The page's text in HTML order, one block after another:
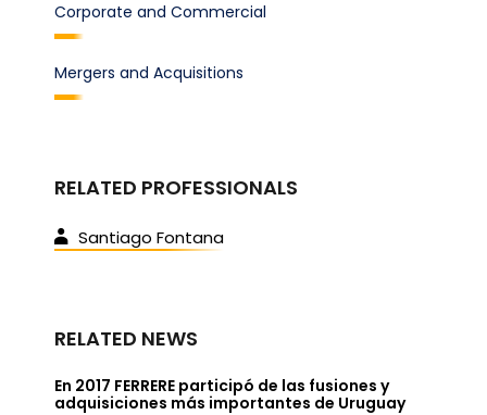
Corporate and Commercial
Mergers and Acquisitions
RELATED PROFESSIONALS
Santiago Fontana
RELATED NEWS
En 2017 FERRERE participó de las fusiones y
adquisiciones más importantes de Uruguay